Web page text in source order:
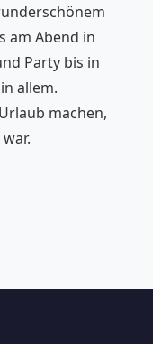
am Abend in
Party bis in
allem.
machen,